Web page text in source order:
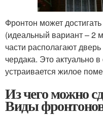
Фронтон может
(идеальный вариант – 2
части располагают
чердака. Это актуально
устраивается жилое
Из чего можно
Виды